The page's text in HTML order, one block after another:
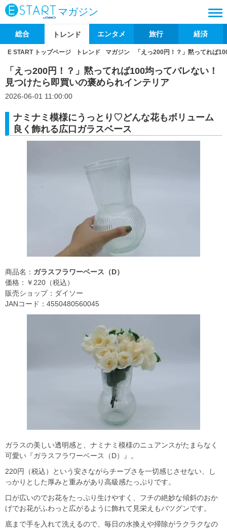
マガジン
総合 トレンド エンタメ 旅行 経済
E START トップページ トレンド マガジン 「えっ200円！？」黙ってれば
「えっ200円！？」黙ってれば100均ってバレない！
見つけたら即買いの褒められインテリア
2026-06-01 11:00:00
ナミナミ模様にうっとり♡どんな花もボリューム
良く飾れる広口ガラスベース
商品名： ガラスフラワーベース（D）
価格：￥220（税込）
販売ショップ：ダイソー
JANコード：4550480560045
ガラスの美しい透明感と、ナミナミ模様のニュアンスがたまらなく
可愛い『ガラスフラワーベース（D）』。
220円（税込）という安さながらチープさを一切感じさせない、し
っかりとした厚みと重みがあり高級感たっぷりです。
口が広いのでお花をたっぷり生けやすく、フチの絶妙な傾斜のおか
げでお花がふわっと広がるように飾れて見栄えもバツグンです。
底まで手を入れて洗えるので、毎日の水換えや掃除がラクラクなの